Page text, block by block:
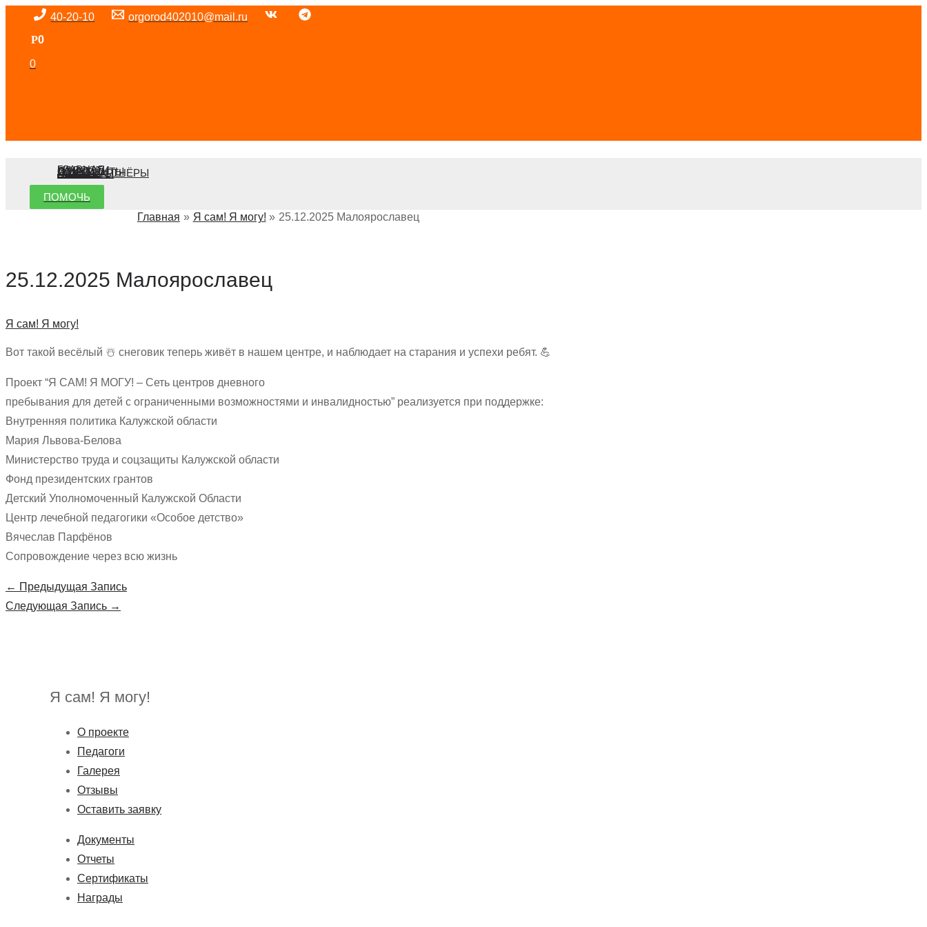
Перейти 40-20-10
orgorod402010@mail.ru
Р0
0
ГЛАВНАЯ
НОВОСТИ
О НАС
ДОКУМЕНТЫ
ОТЧЕТЫ
НАШИ ПАРТНЁРЫ
КОНТАКТЫ
ПОМОЧЬ
Главная
Я сам! Я могу! 25.12.2025 Малоярославец
25.12.2025 Малоярославец
Я сам! Я могу!
Вот такой весёлый ☃️ снеговик теперь живёт в нашем центре, и наблюдает на старания и успехи ребят. 💪
Проект “Я САМ! Я МОГУ! – Сеть центров дневного
пребывания для детей с ограниченными возможностями и инвалидностью” реализуется при поддержке:
Внутренняя политика Калужской области
Мария Львова-Белова
Министерство труда и соцзащиты Калужской области
Фонд президентских грантов
Детский Уполномоченный Калужской Области
Центр лечебной педагогики «Особое детство»
Вячеслав Парфёнов
Сопровождение через всю жизнь
Навигация
по
← Предыдущая Запись
Следующая Запись →
Я сам! Я могу!
О проекте
Педагоги
Галерея
Отзывы
Оставить заявку
Документы
Отчеты
Сертификаты
Награды